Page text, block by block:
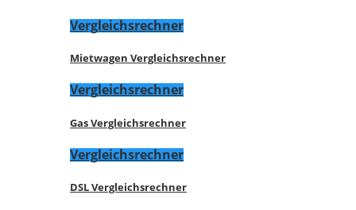
Vergleichsrechner
Mietwagen Vergleichsrechner
Vergleichsrechner
Gas Vergleichsrechner
Vergleichsrechner
DSL Vergleichsrechner